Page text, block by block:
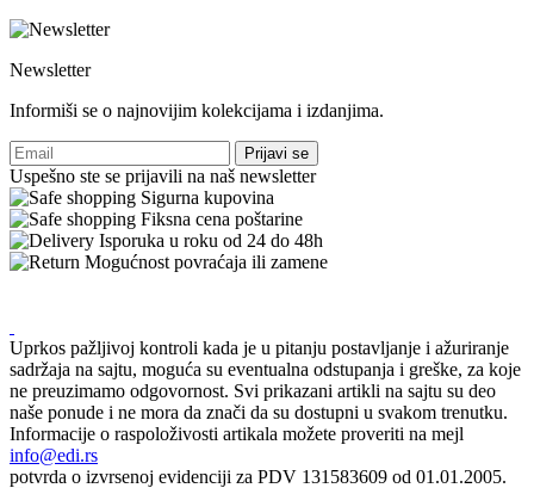
Newsletter
Informiši se o najnovijim kolekcijama i izdanjima.
Prijavi se
Uspešno ste se prijavili na naš newsletter
Sigurna kupovina
Fiksna cena poštarine
Isporuka u roku od 24 do 48h
Mogućnost povraćaja ili zamene
Uprkos pažljivoj kontroli kada je u pitanju postavljanje i ažuriranje
sadržaja na sajtu, moguća su eventualna odstupanja i greške, za koje
ne preuzimamo odgovornost. Svi prikazani artikli na sajtu su deo
naše ponude i ne mora da znači da su dostupni u svakom trenutku.
Informacije o raspoloživosti artikala možete proveriti na mejl
info@edi.rs
potvrda o izvrsenoj evidenciji za PDV 131583609 od 01.01.2005.